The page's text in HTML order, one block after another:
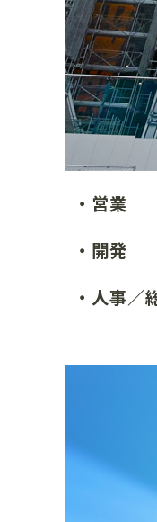
・営業
・開発
・人事／